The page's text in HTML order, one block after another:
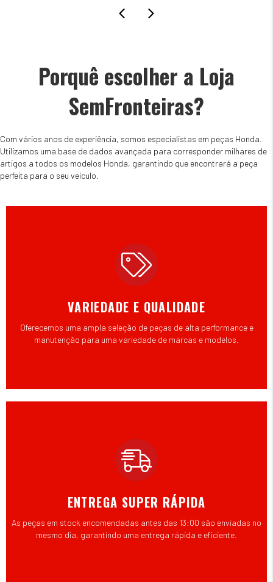
Porquê escolher a Loja
SemFronteiras?
Com vários anos de experiência, somos especialistas em peças Honda.
Utilizamos uma base de dados avançada para corresponder milhares de
artigos a todos os modelos Honda, garantindo que encontrará a peça
perfeita para o seu veículo.
VARIEDADE E QUALIDADE
Oferecemos uma ampla seleção de peças de alta performance e
manutenção para uma variedade de marcas e modelos.
ENTREGA SUPER RÁPIDA
As peças em stock encomendadas antes das 13:00 são enviadas no
mesmo dia, garantindo uma entrega rápida e eficiente.